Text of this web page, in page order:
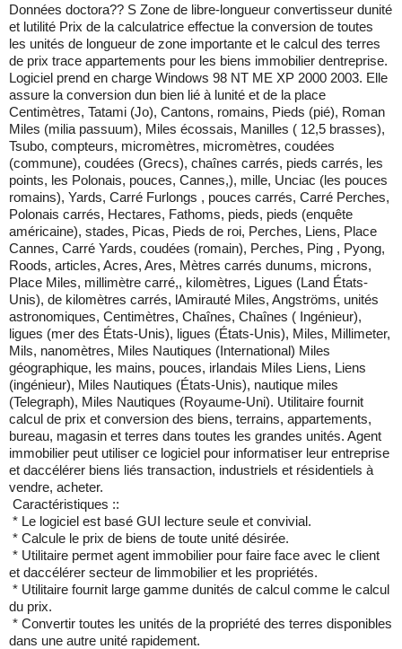
Données doctora?? S Zone de libre-longueur convertisseur dunité
et lutilité Prix de la calculatrice effectue la conversion de toutes
les unités de longueur de zone importante et le calcul des terres
de prix trace appartements pour les biens immobilier dentreprise.
Logiciel prend en charge Windows 98 NT ME XP 2000 2003. Elle
assure la conversion dun bien lié à lunité et de la place
Centimètres, Tatami (Jo), Cantons, romains, Pieds (pié), Roman
Miles (milia passuum), Miles écossais, Manilles ( 12,5 brasses),
Tsubo, compteurs, micromètres, micromètres, coudées
(commune), coudées (Grecs), chaînes carrés, pieds carrés, les
points, les Polonais, pouces, Cannes,), mille, Unciac (les pouces
romains), Yards, Carré Furlongs , pouces carrés, Carré Perches,
Polonais carrés, Hectares, Fathoms, pieds, pieds (enquête
américaine), stades, Picas, Pieds de roi, Perches, Liens, Place
Cannes, Carré Yards, coudées (romain), Perches, Ping , Pyong,
Roods, articles, Acres, Ares, Mètres carrés dunums, microns,
Place Miles, millimètre carré,, kilomètres, Ligues (Land États-
Unis), de kilomètres carrés, lAmirauté Miles, Angströms, unités
astronomiques, Centimètres, Chaînes, Chaînes ( Ingénieur),
ligues (mer des États-Unis), ligues (États-Unis), Miles, Millimeter,
Mils, nanomètres, Miles Nautiques (International) Miles
géographique, les mains, pouces, irlandais Miles Liens, Liens
(ingénieur), Miles Nautiques (États-Unis), nautique miles
(Telegraph), Miles Nautiques (Royaume-Uni). Utilitaire fournit
calcul de prix et conversion des biens, terrains, appartements,
bureau, magasin et terres dans toutes les grandes unités. Agent
immobilier peut utiliser ce logiciel pour informatiser leur entreprise
et daccélérer biens liés transaction, industriels et résidentiels à
vendre, acheter.
Caractéristiques ::
* Le logiciel est basé GUI lecture seule et convivial.
* Calcule le prix de biens de toute unité désirée.
* Utilitaire permet agent immobilier pour faire face avec le client
et daccélérer secteur de limmobilier et les propriétés.
* Utilitaire fournit large gamme dunités de calcul comme le calcul
du prix.
* Convertir toutes les unités de la propriété des terres disponibles
dans une autre unité rapidement.